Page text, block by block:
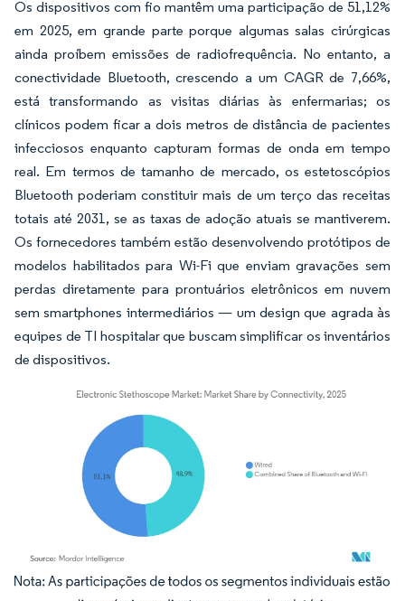
Os dispositivos com fio mantêm uma participação de 51,12%
em 2025, em grande parte porque algumas salas cirúrgicas
ainda proíbem emissões de radiofrequência. No entanto, a
conectividade Bluetooth, crescendo a um CAGR de 7,66%,
está transformando as visitas diárias às enfermarias; os
clínicos podem ficar a dois metros de distância de pacientes
infecciosos enquanto capturam formas de onda em tempo
real. Em termos de tamanho de mercado, os estetoscópios
Bluetooth poderiam constituir mais de um terço das receitas
totais até 2031, se as taxas de adoção atuais se mantiverem.
Os fornecedores também estão desenvolvendo protótipos de
modelos habilitados para Wi-Fi que enviam gravações sem
perdas diretamente para prontuários eletrônicos em nuvem
sem smartphones intermediários — um design que agrada às
equipes de TI hospitalar que buscam simplificar os inventários
de dispositivos.
Imagem © Mordor Intelligence. O reuso requer atribuição conforme CC BY 4.0.